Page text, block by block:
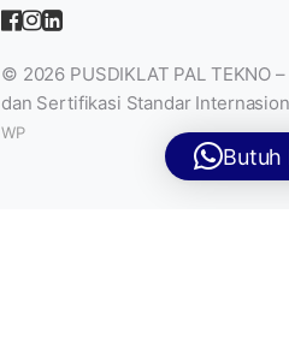
© 2026 PUSDIKLAT PAL TEKNO
dan Sertifikasi Standar
WP
Butuh